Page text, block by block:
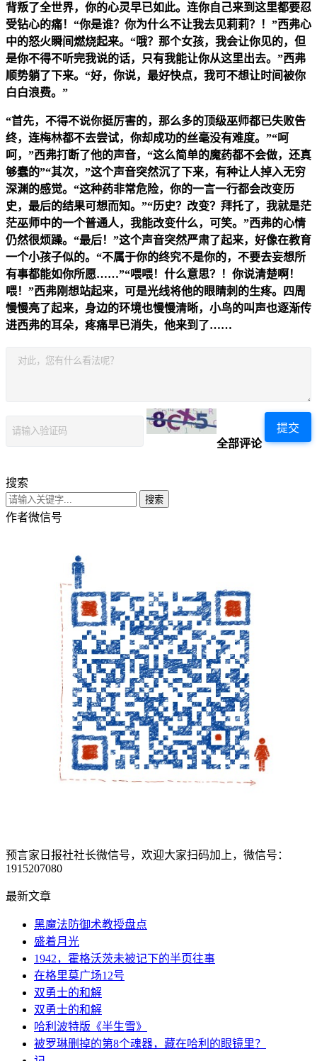
背叛了全世界，你的心灵早已如此。连你自己来到这里都要忍
受钻心的痛！“你是谁？你为什么不让我去见莉莉？！”西弗心
中的怒火瞬间燃烧起来。“哦？那个女孩，我会让你见的，但
是你不得不听完我说的话，只有我能让你从这里出去。”西弗
顺势躺了下来。“好，你说，最好快点，我可不想让时间被你
白白浪费。”
“首先，不得不说你挺厉害的，那么多的顶级巫师都已失败告
终，连梅林都不去尝试，你却成功的丝毫没有难度。”“呵
呵，”西弗打断了他的声音，“这么简单的魔药都不会做，还真
够蠢的”“其次，”这个声音突然沉了下来，有种让人掉入无穷
深渊的感觉。“这种药非常危险，你的一言一行都会改变历
史，最后的结果可想而知。”“历史？改变？拜托了，我就是茫
茫巫师中的一个普通人，我能改变什么，可笑。”西弗的心情
仍然很烦躁。“最后！”这个声音突然严肃了起来，好像在教育
一个小孩子似的。“不属于你的终究不是你的，不要去妄想所
有事都能如你所愿……”“喂喂！什么意思？！你说清楚啊！
喂！”西弗刚想站起来，可是光线将他的眼睛刺的生疼。四周
慢慢亮了起来，身边的环境也慢慢清晰，小鸟的叫声也逐渐传
进西弗的耳朵，疼痛早已消失，他来到了……
提交
全部评论
搜索
搜索
作者微信号
预言家日报社社长微信号，欢迎大家扫码加上，微信号：
1915207080
最新文章
黑魔法防御术教授盘点
盛着月光
1942，霍格沃茨未被记下的半页往事
在格里莫广场12号
双勇士的和解
双勇士的和解
哈利波特版《半生雪》
被罗琳删掉的第8个魂器，藏在哈利的眼镜里？